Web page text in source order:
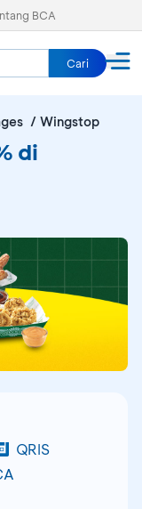
BCA
Cari
Wingstop
di
QRIS